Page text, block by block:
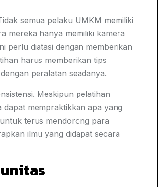
semua pelaku UMKM memiliki
mereka hanya memiliki kamera
perlu diatasi dengan memberikan
harus memberikan tips
peralatan seadanya.
Meskipun pelatihan
mempraktikkan apa yang
terus mendorong para
ilmu yang didapat secara